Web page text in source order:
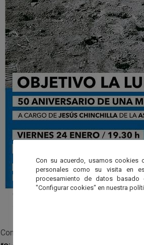
Conferencia impartida por
Con su acuerdo, usamos cookies
personales como su visita en
procesamiento de datos basado
"Configurar cookies" en nuestra